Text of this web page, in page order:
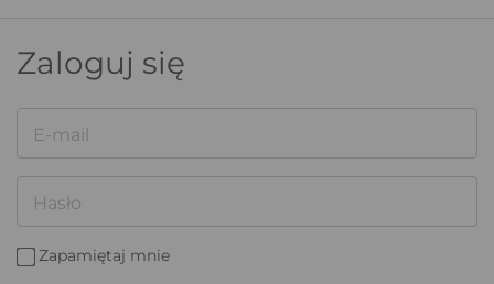
Zaloguj się
E-mail
Hasło
Zapamiętaj mnie